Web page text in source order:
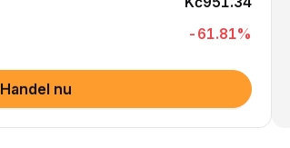
-61.81%
Handel nu